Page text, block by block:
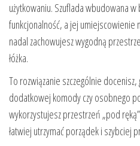
użytkowaniu. Szuflada wbudowana w
funkcjonalność, a jej umiejscowienie
nadal zachowujesz wygodną
łóżka.
To rozwiązanie szczególnie
dodatkowej komody czy osobnego
wykorzystujesz przestrzeń „pod
łatwiej utrzymać porządek i szybciej